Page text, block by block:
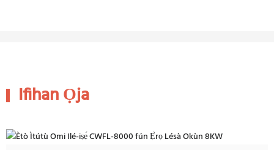
Ifihan Ọja